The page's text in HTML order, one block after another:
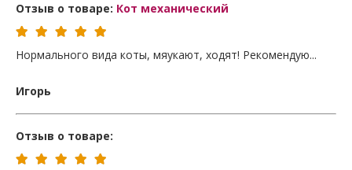
Отзыв о товаре: Кот механический
Нормального вида коты, мяукают, ходят! Рекомендую...
Игорь
Отзыв о товаре: